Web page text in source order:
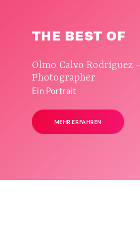
THE BEST OF
Olmo Calvo Rodriguez -
Photographer
Ein Portrait
MEHR ERFAHREN